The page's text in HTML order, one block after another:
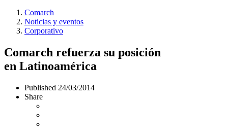
Comarch
Noticias y eventos
Corporativo
Comarch refuerza su posición
en Latinoamérica
Published 24/03/2014
Share